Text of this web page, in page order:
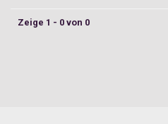
Zeige 1 - 0 von 0